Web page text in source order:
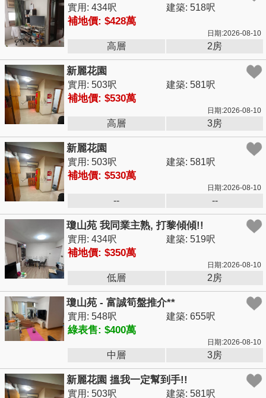
實用: 434呎 建築: 518呎
補地價: $428萬
日期:2026-08-10
高層 2房
新麗花園
實用: 503呎 建築: 581呎
補地價: $530萬
日期:2026-08-10
高層 3房
新麗花園
實用: 503呎 建築: 581呎
補地價: $530萬
日期:2026-08-10
-- --
瓊山苑 我同業主熟, 打黎傾傾!!
實用: 434呎 建築: 519呎
補地價: $350萬
日期:2026-08-10
低層 2房
瓊山苑 - 富誠筍盤推介**
實用: 548呎 建築: 655呎
綠表售: $400萬
日期:2026-08-10
中層 3房
新麗花園 搵我一定幫到手!!
實用: 503呎 建築: 581呎